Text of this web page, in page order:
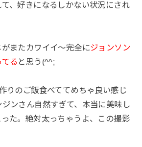
、好きになるしかない状況にされ
またカワイイ～完全にジョンソン
る と思う(^^;
りのご飯食べててめちゃ良い感じ
ンさん自然すぎて、本当に美味し
た。絶対太っちゃうよ、この撮影